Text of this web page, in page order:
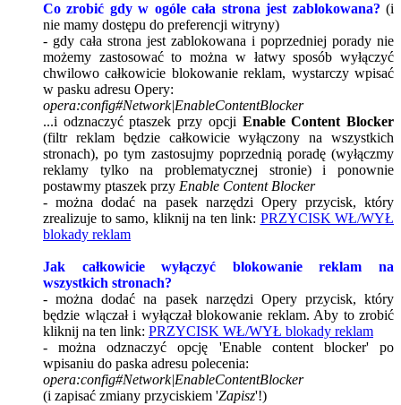
Co zrobić gdy w ogóle cała strona jest zablokowana? (i
nie mamy dostępu do preferencji witryny)
- gdy cała strona jest zablokowana i poprzedniej porady nie
możemy zastosować to można w łatwy sposób wyłączyć
chwilowo całkowicie blokowanie reklam, wystarczy wpisać
w pasku adresu Opery:
opera:config#Network|EnableContentBlocker
...i odznaczyć ptaszek przy opcji Enable Content Blocker
(filtr reklam będzie całkowicie wyłączony na wszystkich
stronach), po tym zastosujmy poprzednią poradę (wyłączmy
reklamy tylko na problematycznej stronie) i ponownie
postawmy ptaszek przy Enable Content Blocker
- można dodać na pasek narzędzi Opery przycisk, który
zrealizuje to samo, kliknij na ten link: PRZYCISK WŁ/WYŁ
blokady reklam
Jak całkowicie wyłączyć blokowanie reklam na
wszystkich stronach?
- można dodać na pasek narzędzi Opery przycisk, który
będzie wlączał i wyłączał blokowanie reklam. Aby to zrobić
kliknij na ten link: PRZYCISK WŁ/WYŁ blokady reklam
- można odznaczyć opcję 'Enable content blocker' po
wpisaniu do paska adresu polecenia:
opera:config#Network|EnableContentBlocker
(i zapisać zmiany przyciskiem 'Zapisz'!)